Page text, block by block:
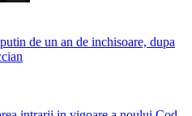
de un an de inchisoare, dupa